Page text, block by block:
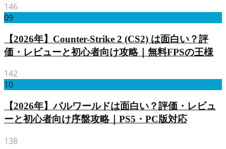
146
09
【2026年】Counter-Strike 2 (CS2) は面白い？評
価・レビューと初心者向け攻略｜無料FPSの王様
142
10
【2026年】パルワールドは面白い？評価・レビュ
ーと初心者向け序盤攻略｜PS5・PC版対応
138